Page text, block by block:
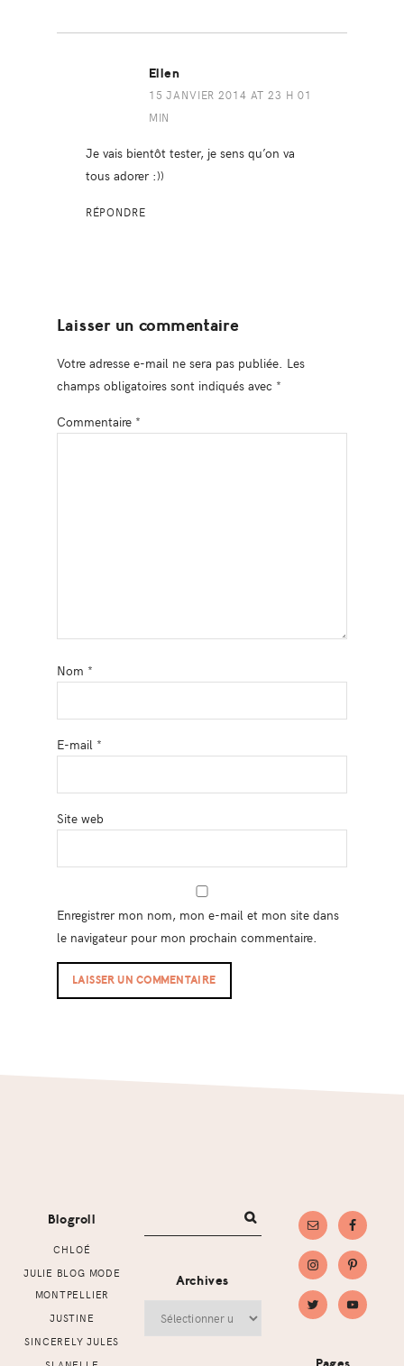
Ellen
15 JANVIER 2014 AT 23 H 01
MIN
Je vais bientôt tester, je sens qu’on va
tous adorer :))
RÉPONDRE
Laisser un commentaire
Votre adresse e-mail ne sera pas publiée. Les
champs obligatoires sont indiqués avec *
Commentaire *
Nom *
E-mail *
Site web
Enregistrer mon nom, mon e-mail et mon site dans
le navigateur pour mon prochain commentaire.
Blogroll
CHLOÉ
JULIE BLOG MODE
MONTPELLIER
JUSTINE
SINCERELY JULES
Archives